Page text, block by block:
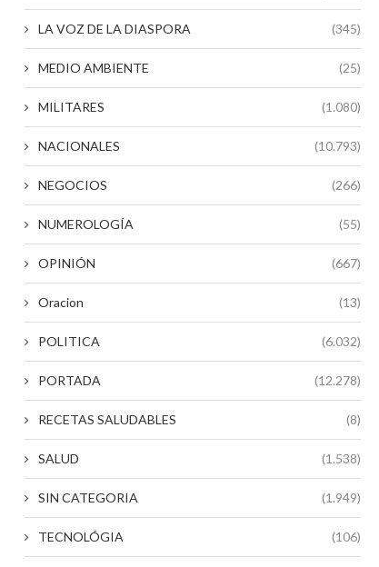
LA VOZ DE LA DIASPORA (345)
MEDIO AMBIENTE (25)
MILITARES (1.080)
NACIONALES (10.793)
NEGOCIOS (266)
NUMEROLOGÍA (55)
OPINIÓN (667)
Oracion (13)
POLITICA (6.032)
PORTADA (12.278)
RECETAS SALUDABLES (8)
SALUD (1.538)
SIN CATEGORIA (1.949)
TECNOLÓGIA (106)